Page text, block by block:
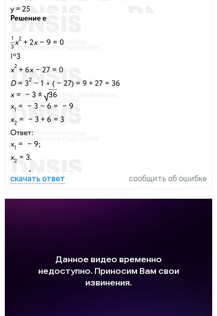
скачать ответ сообщить об ошибке